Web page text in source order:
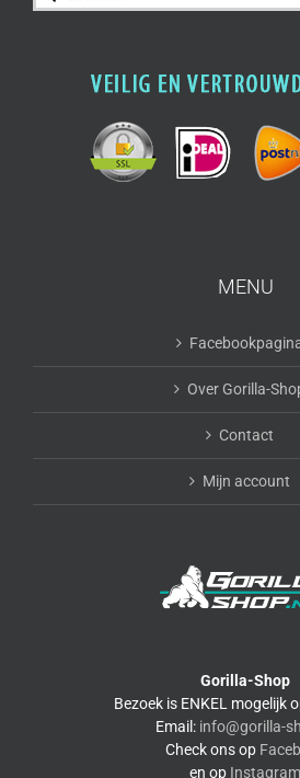
naar:
MENU
Over Gorilla-
Contact
Mijn account
Gorilla-Shop
Bezoek is ENKEL mogelijk
Email: info@gorilla-
Check ons op
en op Instagram